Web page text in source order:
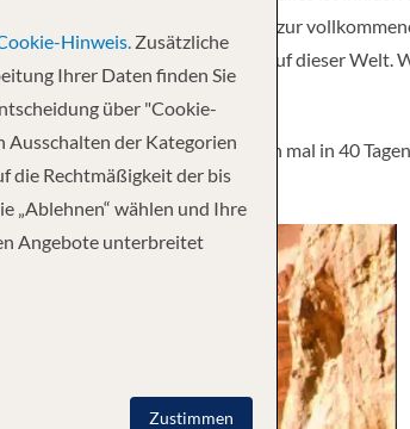
welches Ihre Schiffsreise zur
in den exotischsten Ländern auf dieser Welt.
begleitet.
durch die Südsee oder soeben mal in 40
die Welt!
Hinweis. Zusätzliche
Ihrer Daten finden Sie
über "Cookie-
Ausschalten der Kategorien
die Rechtmäßigkeit der bis
„Ablehnen“ wählen und Ihre
Angebote unterbreitet
Zustimmen